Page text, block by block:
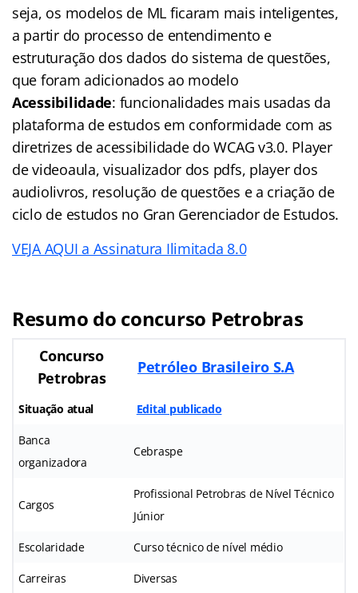
seja, os modelos de ML ficaram mais inteligentes,
a partir do processo de entendimento e
estruturação dos dados do sistema de questões,
que foram adicionados ao modelo
Acessibilidade: funcionalidades mais usadas da
plataforma de estudos em conformidade com as
diretrizes de acessibilidade do WCAG v3.0. Player
de videoaula, visualizador dos pdfs, player dos
audiolivros, resolução de questões e a criação de
ciclo de estudos no Gran Gerenciador de Estudos.
VEJA AQUI a Assinatura Ilimitada 8.0
Resumo do concurso Petrobras
Concurso
Petrobras
Petróleo Brasileiro S.A
Situação atual Edital publicado
Banca
organizadora
Cebraspe
Cargos
Profissional Petrobras de Nível Técnico
Júnior
Escolaridade Curso técnico de nível médio
Carreiras Diversas